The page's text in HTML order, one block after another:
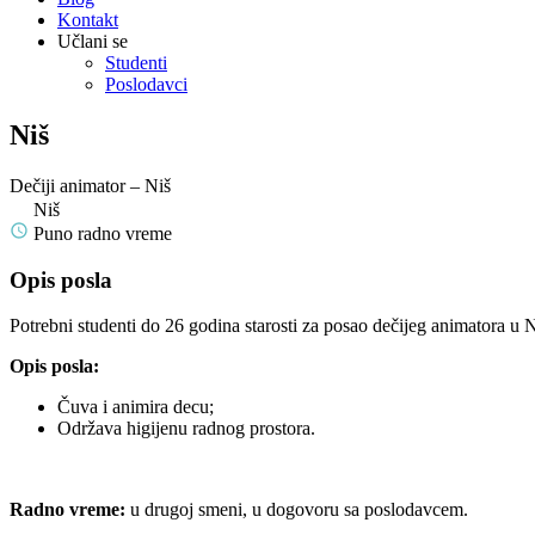
Kontakt
Učlani se
Studenti
Poslodavci
Niš
Dečiji animator – Niš
Niš
Puno radno vreme
Opis posla
Potrebni studenti do 26 godina starosti za posao dečijeg animatora u
Opis posla:
Čuva i animira decu;
Održava higijenu radnog prostora.
Radno vreme: u drugoj smeni, u dogovoru sa poslodavcem.